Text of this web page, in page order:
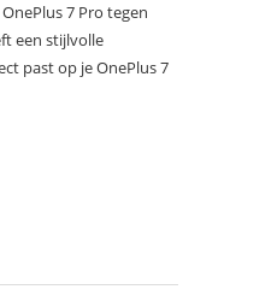
7 Pro tegen
een stijlvolle
past op je OnePlus 7